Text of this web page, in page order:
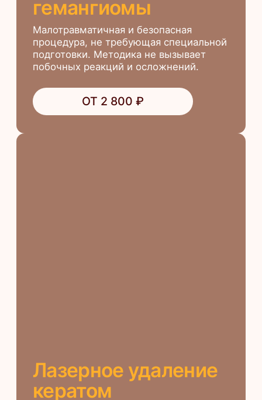
Лазерное удаление
Сами по себе белые угри не несут
опасности для здоровья, но доставляют
эстетический дискомфорт
Способ устранения эстетического
дефекта и эффективная мера
профилактики перерождения
доброкачественных клеток
в злокачественные